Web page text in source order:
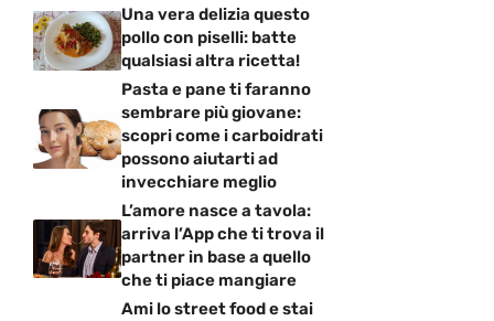
Una vera delizia questo
pollo con piselli: batte
qualsiasi altra ricetta!
Pasta e pane ti faranno
sembrare più giovane:
scopri come i carboidrati
possono aiutarti ad
invecchiare meglio
L’amore nasce a tavola:
arriva l’App che ti trova il
partner in base a quello
che ti piace mangiare
Ami lo street food e stai